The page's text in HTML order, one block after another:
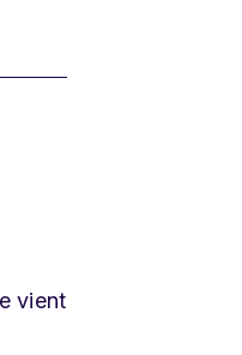
vient